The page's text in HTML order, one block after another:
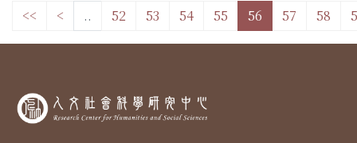
<< < .. 52 53 54 55 56 57 58